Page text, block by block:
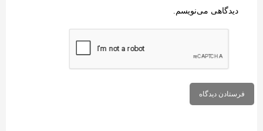
دیدگاهی می‌نویسم.